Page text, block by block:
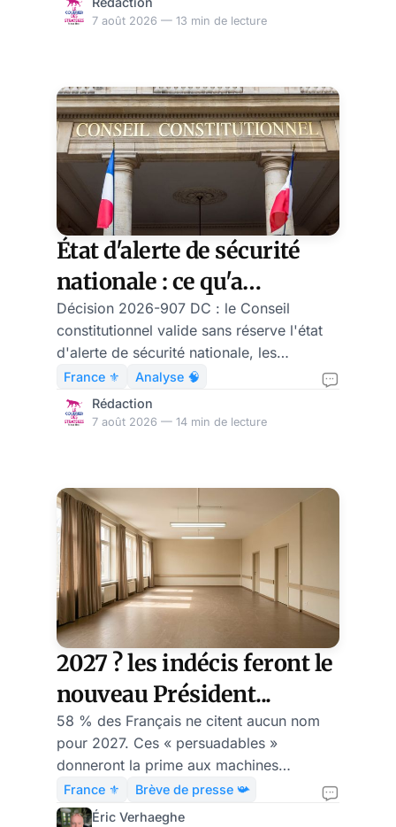
7 août 2026 — 13 min de lecture
État d'alerte de sécurité
nationale : ce qu'a
vraiment validé le Conseil
constitutionnel
Décision 2026-907 DC : le Conseil
constitutionnel valide sans réserve l'état
d'alerte de sécurité nationale, les
algorithmes URL et l'article 31 sur les
publications.
France ⚜️
Analyse 🧠
Rédaction
7 août 2026 — 14 min de lecture
2027 ? les indécis feront le
nouveau Président...
58 % des Français ne citent aucun nom
pour 2027. Ces « persuadables »
donneront la prime aux machines
numériques et aux idéologies épaisses.
France ⚜️
Brève de presse 📯
Éric Verhaeghe